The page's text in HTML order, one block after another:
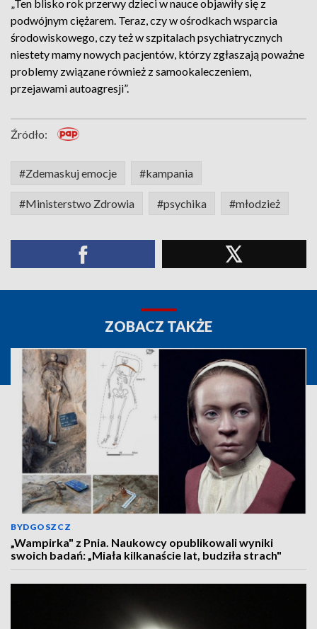
„Ten blisko rok przerwy dzieci w nauce objawiły się z
podwójnym ciężarem. Teraz, czy w ośrodkach wsparcia
środowiskowego, czy też w szpitalach psychiatrycznych
niestety mamy nowych pacjentów, którzy zgłaszają poważne
problemy związane również z samookaleczeniem,
przejawami autoagresji”.
Źródło:
#Zdemaskuj emocje #kampania
#Ministerstwo Zdrowia #psychika #młodzież
ZOBACZ TAKŻE
BYDGOSZCZ
„Wampirka" z Pnia. Naukowcy opublikowali wyniki
swoich badań: „Miała kilkanaście lat, budziła strach"